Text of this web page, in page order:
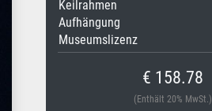
Keilrahmen
Aufhängung
Museumslizenz
€ 158.78
(Enthält 20% MwSt.)